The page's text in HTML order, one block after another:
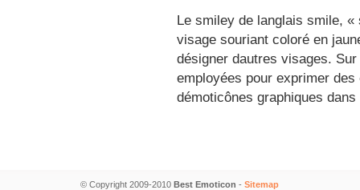
Le smiley de langlais smile,
visage souriant coloré en
désigner dautres visages.
employées pour exprimer
démoticônes graphiques
© Copyright 2009-2010 Best Emoticon - Sitemap